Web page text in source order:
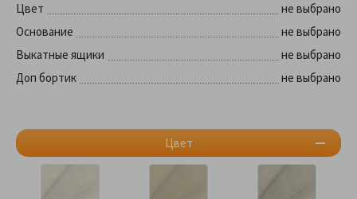
Цвет
не выбрано
Основание
не выбрано
Выкатные ящики
не выбрано
Доп бортик
не выбрано
Цвет